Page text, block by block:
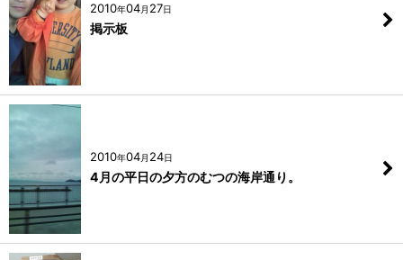
2010年04月 27日
掲示板
2010年04月 24日
4月の平日の夕方のむつの海岸通り。